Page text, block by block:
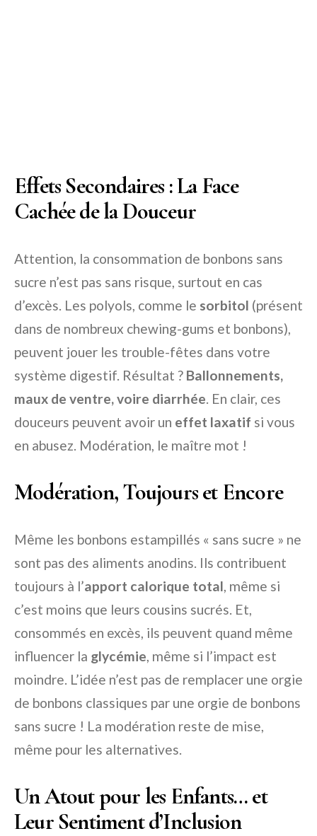
Effets Secondaires : La Face
Cachée de la Douceur
Attention, la consommation de bonbons sans
sucre n’est pas sans risque, surtout en cas
d’excès. Les polyols, comme le sorbitol (présent
dans de nombreux chewing-gums et bonbons),
peuvent jouer les trouble-fêtes dans votre
système digestif. Résultat ? Ballonnements,
maux de ventre, voire diarrhée. En clair, ces
douceurs peuvent avoir un effet laxatif si vous
en abusez. Modération, le maître mot !
Modération, Toujours et Encore
Même les bonbons estampillés « sans sucre » ne
sont pas des aliments anodins. Ils contribuent
toujours à l’apport calorique total, même si
c’est moins que leurs cousins sucrés. Et,
consommés en excès, ils peuvent quand même
influencer la glycémie, même si l’impact est
moindre. L’idée n’est pas de remplacer une orgie
de bonbons classiques par une orgie de bonbons
sans sucre ! La modération reste de mise,
même pour les alternatives.
Un Atout pour les Enfants… et
Leur Sentiment d’Inclusion